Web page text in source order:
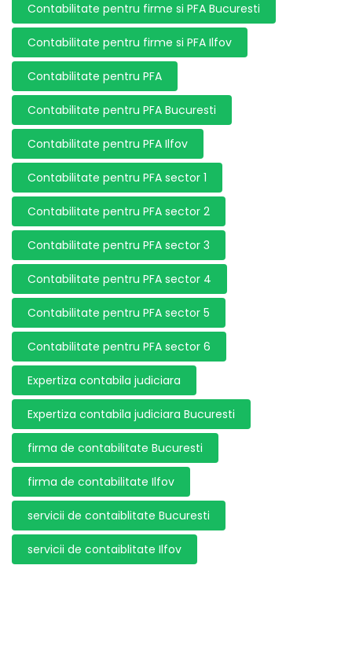
Contabilitate pentru firme si PFA Bucuresti
Contabilitate pentru firme si PFA Ilfov
Contabilitate pentru PFA
Contabilitate pentru PFA Bucuresti
Contabilitate pentru PFA Ilfov
Contabilitate pentru PFA sector 1
Contabilitate pentru PFA sector 2
Contabilitate pentru PFA sector 3
Contabilitate pentru PFA sector 4
Contabilitate pentru PFA sector 5
Contabilitate pentru PFA sector 6
Expertiza contabila judiciara
Expertiza contabila judiciara Bucuresti
firma de contabilitate Bucuresti
firma de contabilitate Ilfov
servicii de contaiblitate Bucuresti
servicii de contaiblitate Ilfov